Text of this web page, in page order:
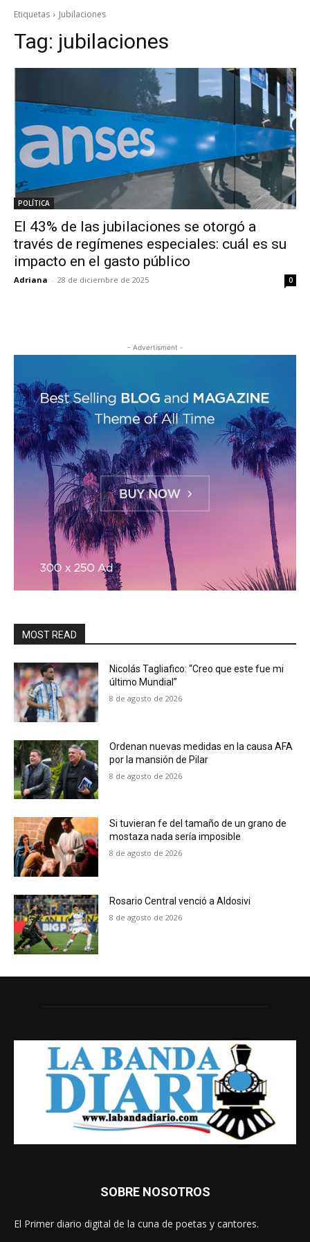
Etiquetas Jubilaciones
Tag: jubilaciones
POLÍTICA
El 43% de las jubilaciones se otorgó a
través de regímenes especiales: cuál es su
impacto en el gasto público
Adriana - 28 de diciembre de 2025 0
- Advertisment -
MOST READ
Nicolás Tagliafico: “Creo que este fue mi
último Mundial”
8 de agosto de 2026
Ordenan nuevas medidas en la causa AFA
por la mansión de Pilar
8 de agosto de 2026
Si tuvieran fe del tamaño de un grano de
mostaza nada sería imposible
8 de agosto de 2026
Rosario Central venció a Aldosivi
8 de agosto de 2026
SOBRE NOSOTROS
El Primer diario digital de la cuna de poetas y cantores.